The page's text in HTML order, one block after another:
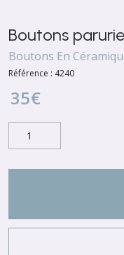
Boutons
Boutons En
Référence : 4240
35€